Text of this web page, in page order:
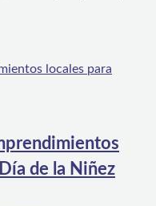
de la Niñez